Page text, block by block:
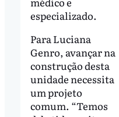
especializado.
Para Luciana
Genro, avançar na
construção desta
unidade necessita
um projeto
comum. “Temos